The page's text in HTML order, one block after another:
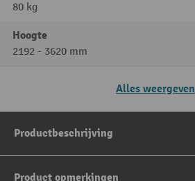
80 kg
Hoogte
2192 - 3620 mm
Alles weergeven
Productbeschrijving
Product opmerkingen